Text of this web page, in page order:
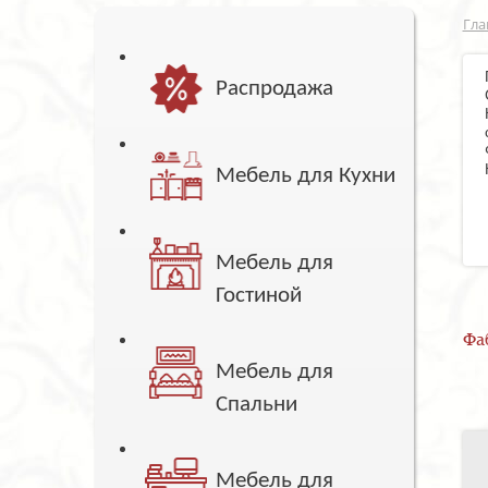
Распродажа
Мебель для Кухни
Мебель для
Гостиной
Мебель для
Спальни
Мебель для